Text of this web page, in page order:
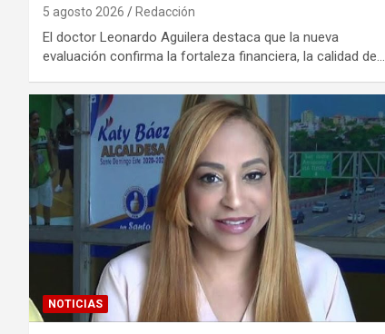
5 agosto 2026 Redacción
El doctor Leonardo Aguilera destaca que la nueva
evaluación confirma la fortaleza financiera, la calidad de…
NOTICIAS